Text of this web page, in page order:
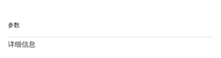
参数
详细信息